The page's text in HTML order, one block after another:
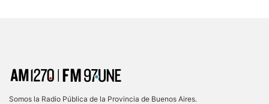
Somos la Radio Pública de la Provincia de Buenos Aires.